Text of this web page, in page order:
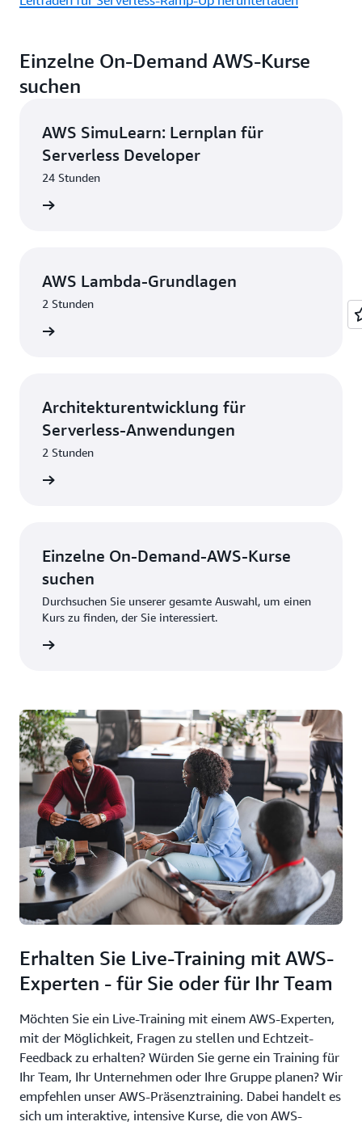
Einzelne On-Demand AWS-Kurse
suchen
AWS SimuLearn: Lernplan für
Serverless Developer
24 Stunden
AWS Lambda-Grundlagen
2 Stunden
Architekturentwicklung für
Serverless-Anwendungen
2 Stunden
Einzelne On-Demand-AWS-Kurse
suchen
Durchsuchen Sie unserer gesamte Auswahl, um einen
Kurs zu finden, der Sie interessiert.
Erhalten Sie Live-Training mit AWS-
Experten - für Sie oder für Ihr Team
Möchten Sie ein Live-Training mit einem AWS-Experten,
mit der Möglichkeit, Fragen zu stellen und Echtzeit-
Feedback zu erhalten? Würden Sie gerne ein Training für
Ihr Team, Ihr Unternehmen oder Ihre Gruppe planen? Wir
empfehlen unser AWS-Präsenztraining. Dabei handelt es
sich um interaktive, intensive Kurse, die von AWS-